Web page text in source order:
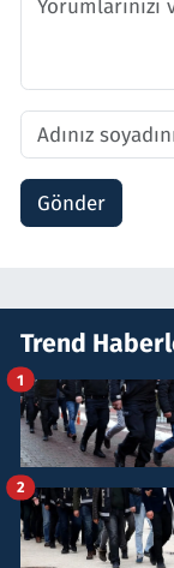
Gönder
Trend
1
2